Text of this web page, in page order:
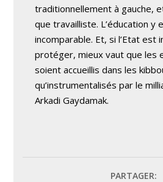
traditionnellement à gauche,
que travailliste. L’éducation y
incomparable. Et, si l’Etat est
protéger, mieux vaut que les
soient accueillis dans les
qu’instrumentalisés par le
Arkadi Gaydamak.
PARTAGER: